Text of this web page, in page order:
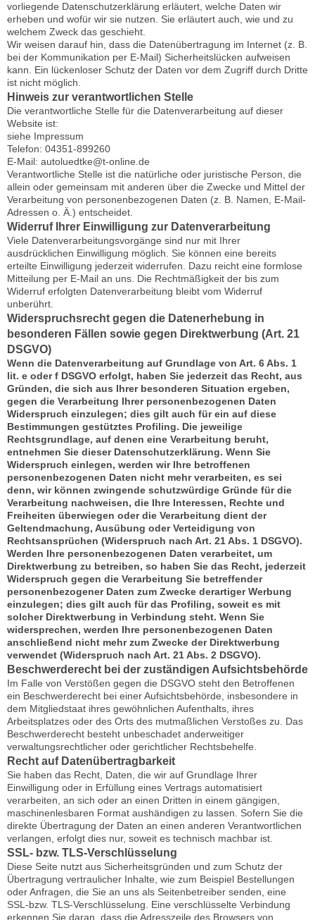
vorliegende Datenschutzerklärung erläutert, welche Daten wir
erheben und wofür wir sie nutzen. Sie erläutert auch, wie und zu
welchem Zweck das geschieht.
Wir weisen darauf hin, dass die Datenübertragung im Internet (z. B.
bei der Kommunikation per E-Mail) Sicherheitslücken aufweisen
kann. Ein lückenloser Schutz der Daten vor dem Zugriff durch Dritte
ist nicht möglich.
Hinweis zur verantwortlichen Stelle
Die verantwortliche Stelle für die Datenverarbeitung auf dieser
Website ist:
siehe Impressum
Telefon: 04351-899260
E-Mail: autoluedtke@t-online.de
Verantwortliche Stelle ist die natürliche oder juristische Person, die
allein oder gemeinsam mit anderen über die Zwecke und Mittel der
Verarbeitung von personenbezogenen Daten (z. B. Namen, E-Mail-
Adressen o. Ä.) entscheidet.
Widerruf Ihrer Einwilligung zur Datenverarbeitung
Viele Datenverarbeitungsvorgänge sind nur mit Ihrer
ausdrücklichen Einwilligung möglich. Sie können eine bereits
erteilte Einwilligung jederzeit widerrufen. Dazu reicht eine formlose
Mitteilung per E-Mail an uns. Die Rechtmäßigkeit der bis zum
Widerruf erfolgten Datenverarbeitung bleibt vom Widerruf
unberührt.
Widerspruchsrecht gegen die Datenerhebung in
besonderen Fällen sowie gegen Direktwerbung (Art. 21
DSGVO)
Wenn die Datenverarbeitung auf Grundlage von Art. 6 Abs. 1
lit. e oder f DSGVO erfolgt, haben Sie jederzeit das Recht, aus
Gründen, die sich aus Ihrer besonderen Situation ergeben,
gegen die Verarbeitung Ihrer personenbezogenen Daten
Widerspruch einzulegen; dies gilt auch für ein auf diese
Bestimmungen gestütztes Profiling. Die jeweilige
Rechtsgrundlage, auf denen eine Verarbeitung beruht,
entnehmen Sie dieser Datenschutzerklärung. Wenn Sie
Widerspruch einlegen, werden wir Ihre betroffenen
personenbezogenen Daten nicht mehr verarbeiten, es sei
denn, wir können zwingende schutzwürdige Gründe für die
Verarbeitung nachweisen, die Ihre Interessen, Rechte und
Freiheiten überwiegen oder die Verarbeitung dient der
Geltendmachung, Ausübung oder Verteidigung von
Rechtsansprüchen (Widerspruch nach Art. 21 Abs. 1 DSGVO).
Werden Ihre personenbezogenen Daten verarbeitet, um
Direktwerbung zu betreiben, so haben Sie das Recht, jederzeit
Widerspruch gegen die Verarbeitung Sie betreffender
personenbezogener Daten zum Zwecke derartiger Werbung
einzulegen; dies gilt auch für das Profiling, soweit es mit
solcher Direktwerbung in Verbindung steht. Wenn Sie
widersprechen, werden Ihre personenbezogenen Daten
anschließend nicht mehr zum Zwecke der Direktwerbung
verwendet (Widerspruch nach Art. 21 Abs. 2 DSGVO).
Beschwerderecht bei der zuständigen Aufsichtsbehörde
Im Falle von Verstößen gegen die DSGVO steht den Betroffenen
ein Beschwerderecht bei einer Aufsichtsbehörde, insbesondere in
dem Mitgliedstaat ihres gewöhnlichen Aufenthalts, ihres
Arbeitsplatzes oder des Orts des mutmaßlichen Verstoßes zu. Das
Beschwerderecht besteht unbeschadet anderweitiger
verwaltungsrechtlicher oder gerichtlicher Rechtsbehelfe.
Recht auf Datenübertragbarkeit
Sie haben das Recht, Daten, die wir auf Grundlage Ihrer
Einwilligung oder in Erfüllung eines Vertrags automatisiert
verarbeiten, an sich oder an einen Dritten in einem gängigen,
maschinenlesbaren Format aushändigen zu lassen. Sofern Sie die
direkte Übertragung der Daten an einen anderen Verantwortlichen
verlangen, erfolgt dies nur, soweit es technisch machbar ist.
SSL- bzw. TLS-Verschlüsselung
Diese Seite nutzt aus Sicherheitsgründen und zum Schutz der
Übertragung vertraulicher Inhalte, wie zum Beispiel Bestellungen
oder Anfragen, die Sie an uns als Seitenbetreiber senden, eine
SSL-bzw. TLS-Verschlüsselung. Eine verschlüsselte Verbindung
erkennen Sie daran, dass die Adresszeile des Browsers von